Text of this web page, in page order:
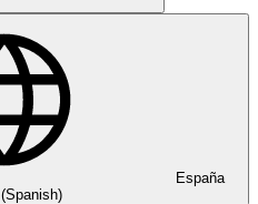
España
(Spanish)